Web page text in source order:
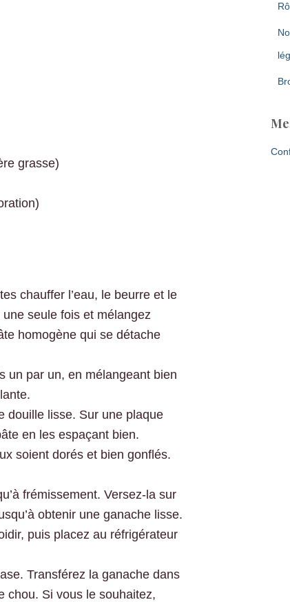
grasse)
chauffer l’eau, le beurre et le
seule fois et mélangez
homogène qui se détache
un par un, en mélangeant bien
douille lisse. Sur une plaque
en les espaçant bien.
soient dorés et bien gonflés.
frémissement. Versez-la sur
obtenir une ganache lisse.
puis placez au réfrigérateur
Transférez la ganache dans
chou. Si vous le souhaitez,